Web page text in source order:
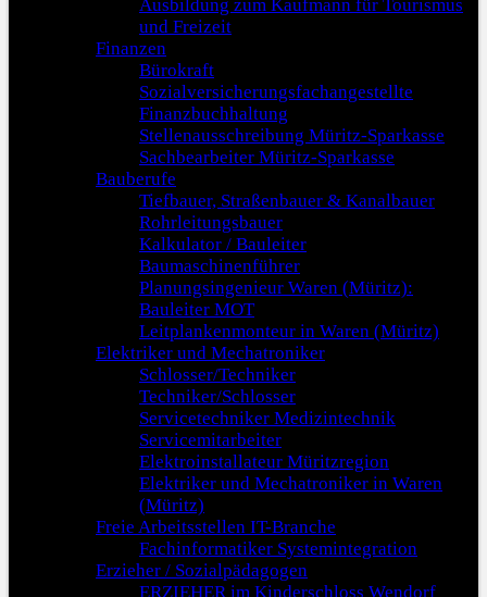
Ausbildung zum Kaufmann für Tourismus
und Freizeit
Finanzen
Bürokraft
Sozialversicherungsfachangestellte
Finanzbuchhaltung
Stellenausschreibung Müritz-Sparkasse
Sachbearbeiter Müritz-Sparkasse
Bauberufe
Tiefbauer, Straßenbauer & Kanalbauer
Rohrleitungsbauer
Kalkulator / Bauleiter
Baumaschinenführer
Planungsingenieur Waren (Müritz):
Bauleiter MOT
Leitplankenmonteur in Waren (Müritz)
Elektriker und Mechatroniker
Schlosser/Techniker
Techniker/Schlosser
Servicetechniker Medizintechnik
Servicemitarbeiter
Elektroinstallateur Müritzregion
Elektriker und Mechatroniker in Waren
(Müritz)
Freie Arbeitsstellen IT-Branche
Fachinformatiker Systemintegration
Erzieher / Sozialpädagogen
ERZIEHER im Kinderschloss Wendorf